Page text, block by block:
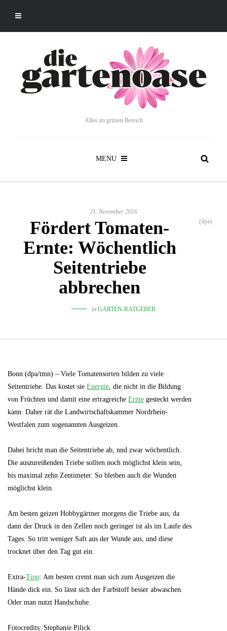
Alles im grünen Bereich
MENU
21. November 2016
Fördert Tomaten-
Ernte: Wöchentlich
Seitentriebe
abbrechen
(dpa)
in GARTEN-RATGEBER
Bonn (dpa/tmn) – Viele Tomatensorten bilden zu viele
Seitentriebe. Das kostet sie Energie, die nicht in die Bildung
von Früchten und damit eine ertragreiche Ernte gesteckt werden
kann. Daher rät die Landwirtschaftskammer Nordrhein-
Westfalen zum sogenannten Ausgeizen.
Dabei bricht man die Seitentriebe ab, nnd zwar wöchentlich.
Die auszureißenden Triebe sollten noch möglichst klein sein,
bis maximal zehn Zentimeter. So bleiben auch die Wunden
möglichst klein.
Am besten geizen Hobbygärtner morgens die Triebe aus, da
dann der Druck in den Zellen noch geringer ist als im Laufe des
Tages. So tritt weniger Saft aus der Wunde aus, und diese
trocknet über den Tag gut ein.
Extra-Tipp: Am besten cremt man sich zum Ausgeizen die
Hände dick ein. So lässt sich der Farbstoff besser abwaschen.
Oder man nutzt Handschuhe.
Fotocredits: Stephanie Pilick